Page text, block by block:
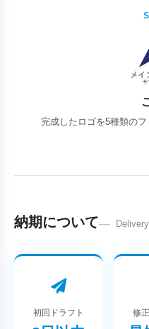
完成したロゴを5種類のフ
納期について Delivery
初回ドラフト 修